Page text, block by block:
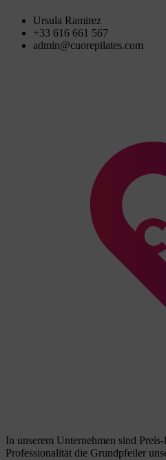
Ursula Ramirez
+33 616 661 567
admin@cuorepilates.com
In unserem Unternehmen sind
Professionalität die Grundpfeiler